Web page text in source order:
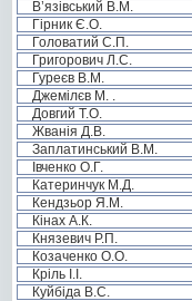
В’язівський В.М.
Гірник Є.О.
Головатий С.П.
Григорович Л.С.
Гуреєв В.М.
Джемілєв М. .
Довгий Т.О.
Жванія Д.В.
Заплатинський В.М.
Івченко О.Г.
Катеринчук М.Д.
Кендзьор Я.М.
Кінах А.К.
Князевич Р.П.
Козаченко О.О.
Кріль І.І.
Куйбіда В.С.